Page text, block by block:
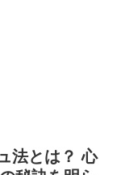
法とは？ 心